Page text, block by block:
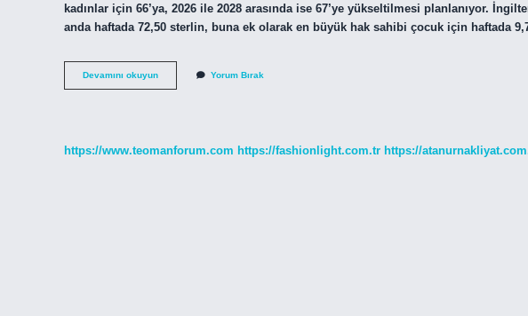
kadınlar için 66’ya, 2026 ile 2028 arasında ise 67’ye yükseltilmesi planlanıyor.
anda haftada 72,50 sterlin, buna ek olarak en büyük hak sahibi çocuk için haftada
Devamını okuyunİNgilterede
Bir
Yorum Bırak
https://www.teomanforum.com https://fashionlight.com.tr https://